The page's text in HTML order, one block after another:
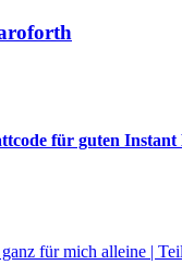
für guten Instant
für mich alleine |